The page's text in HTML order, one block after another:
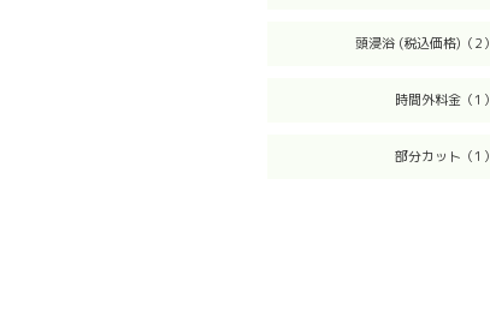
頭浸浴 (税込価格)（2）
時間外料金（1）
部分カット（1）